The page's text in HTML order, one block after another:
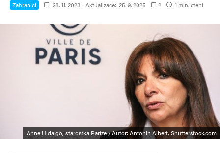
Zahraničí 28. 11. 2023 Aktualizace: 25. 9. 2025 2 1 min. čtení
Anne Hidalgo, starostka Paříže / Autor: Antonin Albert, Shutterstock.com